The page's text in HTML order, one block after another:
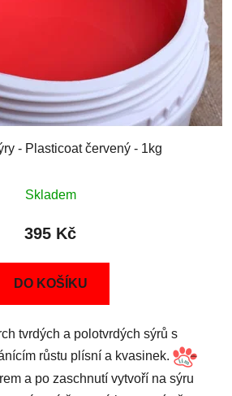
- Plasticoat červený - 1kg
Skladem
395 Kč
DO KOŠÍKU
tvrdých a polotvrdých sýrů s
růstu plísní a kvasinek.
a po zaschnutí vytvoří na sýru